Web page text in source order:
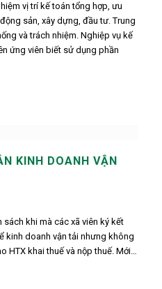
vị trí kế toán tổng hợp, ưu
sản, xây dựng, đầu tư. Trung
và trách nhiệm. Nghiệp vụ kế
ứng viên biết sử dụng phần
KINH DOANH VẬN
khi mà các xã viên ký kết
kinh doanh vận tải nhưng không
HTX khai thuế và nộp thuế. Mới…